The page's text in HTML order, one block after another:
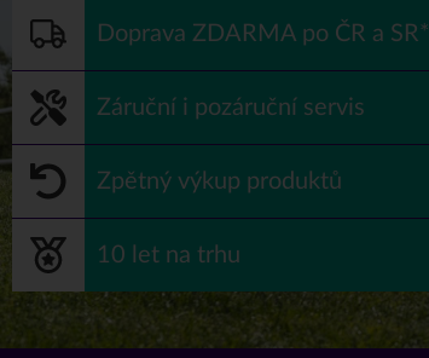
Doprava ZDARMA po ČR a SR*
Záruční i pozáruční servis
Zpětný výkup produktů
10 let na trhu